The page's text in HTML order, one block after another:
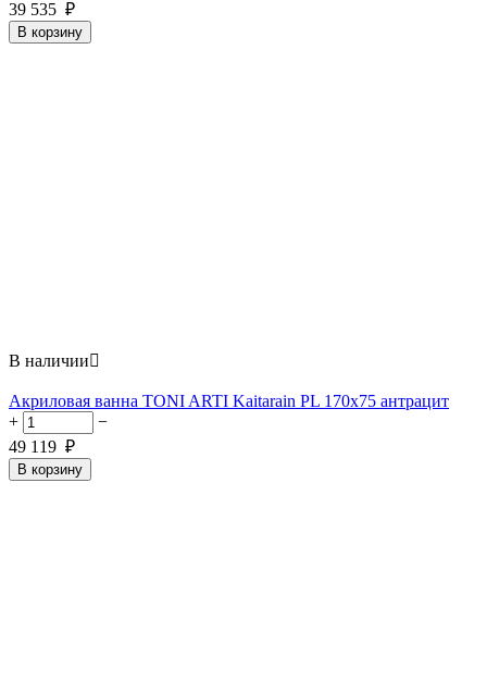
39 535 ₽
В корзину
В наличии
Акриловая ванна TONI ARTI Kaitarain PL 170x75 антрацит
+
−
49 119 ₽
В корзину